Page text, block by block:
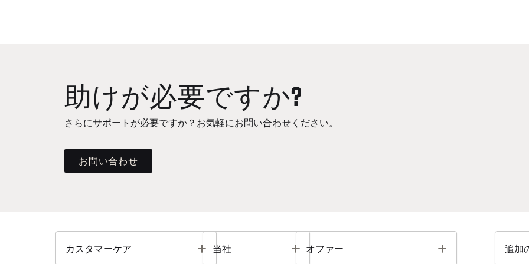
助けが必要ですか?
さらにサポートが必要ですか？お気軽にお問い合わせください。
お問い合わせ
カスタマーケア Toggle
当社 Toggle
オファー Toggle 追加